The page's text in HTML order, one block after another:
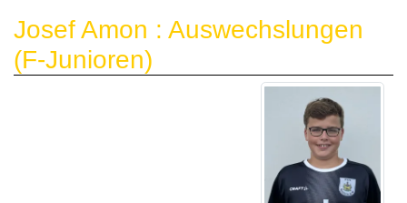
Josef Amon : Auswechslungen
(F-Junioren)